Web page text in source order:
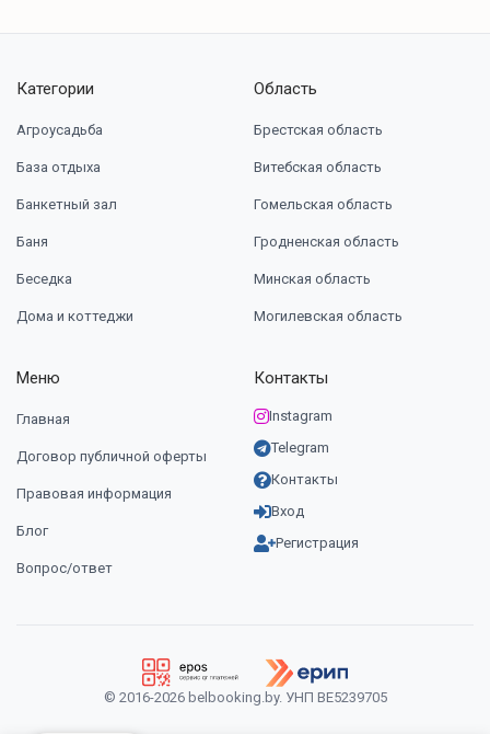
Категории
Агроусадьба
База отдыха
Банкетный зал
Баня
Беседка
Дома и коттеджи
Область
Брестская область
Витебская область
Гомельская область
Гродненская область
Минская область
Могилевская область
Меню
Главная
Договор публичной оферты
Правовая информация
Блог
Вопрос/ответ
Контакты
Instagram
Telegram
Контакты
Вход
Регистрация
© 2016-2026 belbooking.by. УНП ВЕ5239705